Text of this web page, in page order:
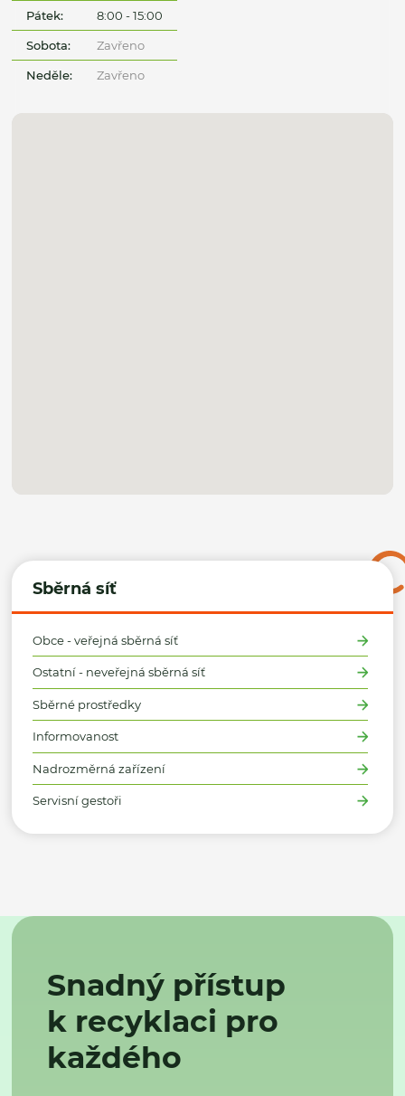
Sběrná síť
Obce - veřejná sběrná síť
Ostatní - neveřejná sběrná síť
Sběrné prostředky
Informovanost
Nadrozměrná zařízení
Servisní gestoři
Pátek: 8:00 - 15:00
Sobota: Zavřeno
Neděle: Zavřeno
Snadný přístup
k recyklaci pro
každého